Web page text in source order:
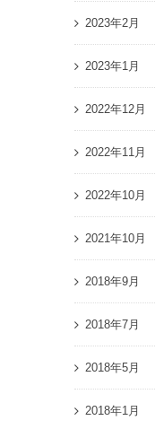
2023年2月
2023年1月
2022年12月
2022年11月
2022年10月
2021年10月
2018年9月
2018年7月
2018年5月
2018年1月